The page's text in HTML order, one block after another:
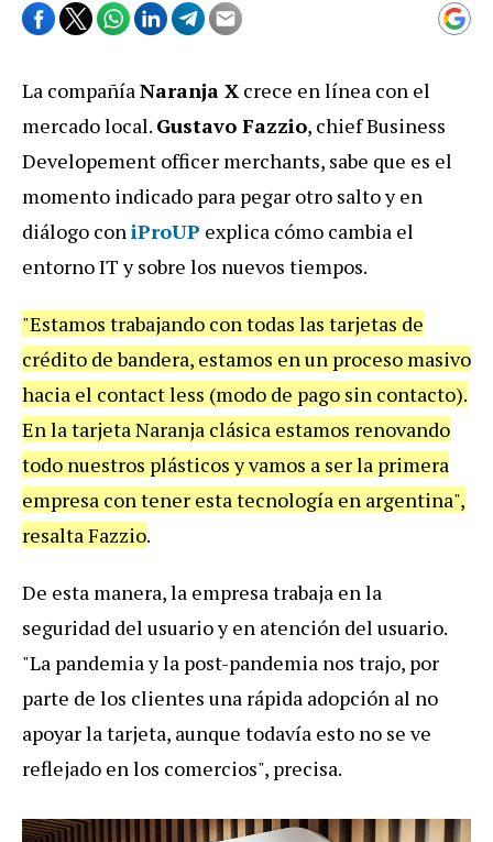
La compañíaNaranja X crece en línea con el
mercado local. Gustavo Fazzio, chief Business
Developement officer merchants, sabe que es el
momento indicado para pegar otro salto y en
diálogo coniProUP explica cómo cambia el
entorno IT y sobre los nuevos tiempos.
"Estamos trabajando con todas las tarjetas de
crédito de bandera, estamos en un proceso masivo
hacia el contact less (modo de pago sin contacto).
En la tarjeta Naranja clásica estamos renovando
todo nuestros plásticos y vamos a ser la primera
empresa con tener esta tecnología en argentina",
resalta Fazzio.
De esta manera, la empresa trabaja en la
seguridad del usuario y en atención del usuario.
"La pandemia y la post-pandemia nos trajo, por
parte de los clientes una rápida adopción al no
apoyar la tarjeta, aunque todavía esto no se ve
reflejado en los comercios", precisa.